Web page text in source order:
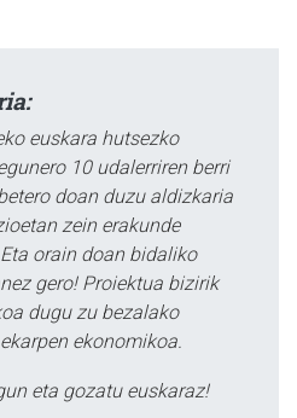
euskara hutsezko
10 udalerriren berri
doan duzu aldizkaria
zein erakunde
orain doan bidaliko
gero! Proiektua bizirik
dugu zu bezalako
ekonomikoa.
eta gozatu euskaraz!